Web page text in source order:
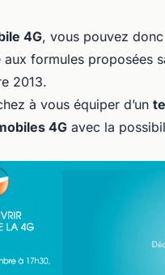
4G, vous pouvez
aux formules proposées
2013.
à vous équiper d’un
4G avec la